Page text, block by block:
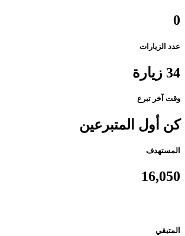
0
عدد الزيارات
34 زيارة
وقت آخر تبرع
كن أول المتبرعين
المستهدف
16,050
المتبقي